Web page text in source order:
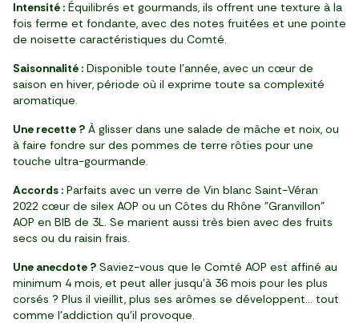
Intensité : Équilibrés et gourmands, ils offrent une texture à la
fois ferme et fondante, avec des notes fruitées et une pointe
de noisette caractéristiques du Comté.
Saisonnalité : Disponible toute l’année, avec un cœur de
saison en hiver, période où il exprime toute sa complexité
aromatique.
Une recette ? À glisser dans une salade de mâche et noix, ou
à faire fondre sur des pommes de terre rôties pour une
touche ultra-gourmande.
Accords : Parfaits avec un verre de Vin blanc Saint-Véran
2022 cœur de silex AOP ou un Côtes du Rhône "Granvillon"
AOP en BIB de 3L. Se marient aussi très bien avec des fruits
secs ou du raisin frais.
Une anecdote ? Saviez-vous que le Comté AOP est affiné au
minimum 4 mois, et peut aller jusqu’à 36 mois pour les plus
corsés ? Plus il vieillit, plus ses arômes se développent… tout
comme l’addiction qu’il provoque.